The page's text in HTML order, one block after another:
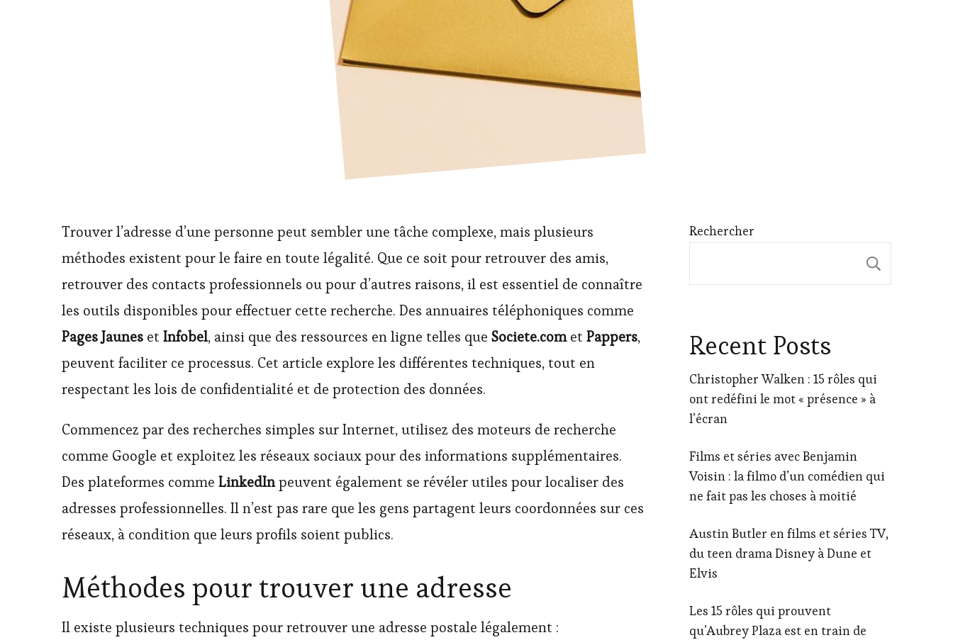
Trouver l’adresse d’une personne peut sembler une tâche complexe, mais plusieurs
méthodes existent pour le faire en toute légalité. Que ce soit pour retrouver des amis,
retrouver des contacts professionnels ou pour d’autres raisons, il est essentiel de connaître
les outils disponibles pour effectuer cette recherche. Des annuaires téléphoniques comme
Pages Jaunes et Infobel, ainsi que des ressources en ligne telles que Societe.comet Pappers,
peuvent faciliter ce processus. Cet article explore les différentes techniques, tout en
respectant les lois de confidentialité et de protection des données.
Commencez par des recherches simples sur Internet, utilisez des moteurs de recherche
comme Google et exploitez les réseaux sociaux pour des informations supplémentaires.
Des plateformes comme LinkedInpeuvent également se révéler utiles pour localiser des
adresses professionnelles. Il n’est pas rare que les gens partagent leurs coordonnées sur ces
réseaux, à condition que leurs profils soient publics.
Méthodes pour trouver une adresse
Il existe plusieurs techniques pour retrouver une adresse postale légalement :
Rechercher
Recent Posts
Christopher Walken : 15 rôles qui
ont redéfini le mot « présence » à
l’écran
Films et séries avec Benjamin
Voisin : la filmo d’un comédien qui
ne fait pas les choses à moitié
Austin Butler en films et séries TV,
du teen drama Disney à Dune et
Elvis
Les 15 rôles qui prouvent
qu’Aubrey Plaza est en train de